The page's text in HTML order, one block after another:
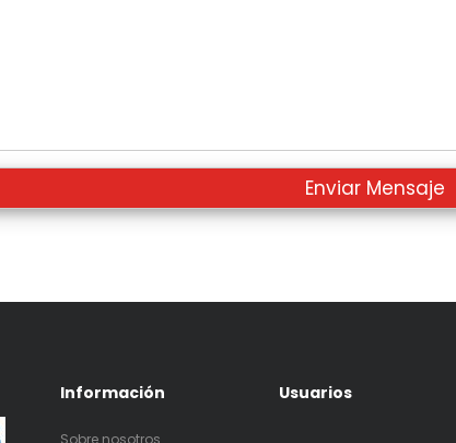
Información
Sobre nosotros
Usuarios